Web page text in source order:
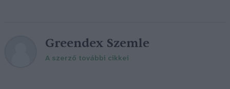
Greendex Szemle
A szerző további cikkei